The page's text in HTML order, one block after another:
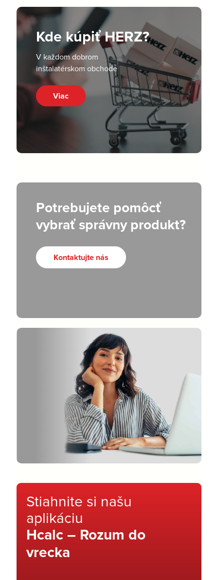
Kde kúpiť HERZ?
V každom dobrom
inštalatérskom obchode
Viac
Potrebujete pomôcť
vybrať správny produkt?
Kontaktujte nás
Stiahnite si našu
aplikáciu
Hcalc – Rozum do
vrecka